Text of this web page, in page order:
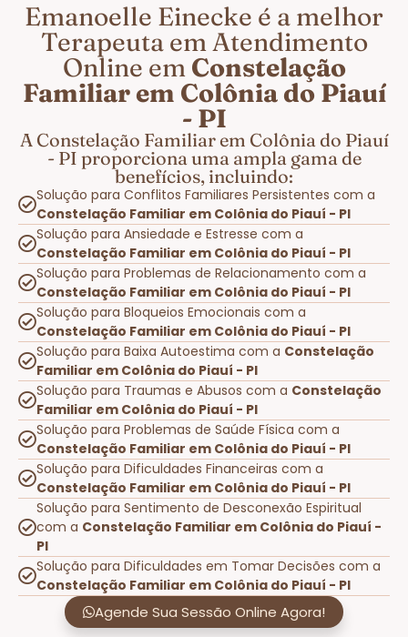
Emanoelle Einecke é a melhor
Terapeuta em Atendimento
Online em Constelação
Familiar em Colônia do Piauí
- PI
A Constelação Familiar em Colônia do Piauí
- PI proporciona uma ampla gama de
benefícios, incluindo:
Solução para Conflitos Familiares Persistentes com a
Constelação Familiar em Colônia do Piauí - PI
Solução para Ansiedade e Estresse com a
Constelação Familiar em Colônia do Piauí - PI
Solução para Problemas de Relacionamento com a
Constelação Familiar em Colônia do Piauí - PI
Solução para Bloqueios Emocionais com a
Constelação Familiar em Colônia do Piauí - PI
Solução para Baixa Autoestima com a Constelação
Familiar em Colônia do Piauí - PI
Solução para Traumas e Abusos com a Constelação
Familiar em Colônia do Piauí - PI
Solução para Problemas de Saúde Física com a
Constelação Familiar em Colônia do Piauí - PI
Solução para Dificuldades Financeiras com a
Constelação Familiar em Colônia do Piauí - PI
Solução para Sentimento de Desconexão Espiritual
com a Constelação Familiar em Colônia do Piauí -
PI
Solução para Dificuldades em Tomar Decisões com a
Constelação Familiar em Colônia do Piauí - PI
Agende Sua Sessão Online Agora!